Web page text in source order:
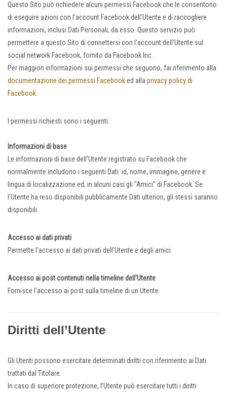
Questo Sito può richiedere alcuni permessi Facebook che le consentono
di eseguire azioni con l’account Facebook dell’Utente e di raccogliere
informazioni, inclusi Dati Personali, da esso. Questo servizio può
permettere a questo Sito di connettersi con l'account dell'Utente sul
social network Facebook, fornito da Facebook Inc.
Per maggiori informazioni sui permessi che seguono, fai riferimento alla
documentazione dei permessi Facebooked alla privacy policy di
Facebook
I permessi richiesti sono i seguenti:
Informazioni di base
Le informazioni di base dell’Utente registrato su Facebook che
normalmente includono i seguenti Dati: id, nome, immagine, genere e
lingua di localizzazione ed, in alcuni casi gli “Amici” di Facebook. Se
l'Utente ha reso disponibili pubblicamente Dati ulteriori, gli stessi saranno
disponibili.
Accesso ai dati privati
Permette l'accesso ai dati privati dell'Utente e degli amici.
Accesso ai post contenuti nella timeline dell'Utente
Fornisce l'accesso ai post sulla timeline di un Utente.
Diritti dell’Utente
Gli Utenti possono esercitare determinati diritti con riferimento ai Dati
trattati dal Titolare.
In caso di superiore protezione, l’Utente può esercitare tutti i diritti